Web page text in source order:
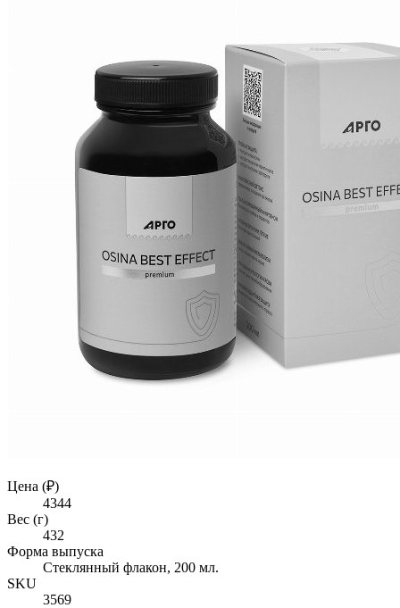
Цена (₽)
4344
Вес (г)
432
Форма выпуска
Стеклянный флакон, 200 мл.
SKU
3569